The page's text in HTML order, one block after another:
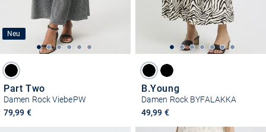
Neu
Part Two
Damen Rock ViebePW
79,99 €
B.Young
Damen Rock BYFALAKKA
49,99 €